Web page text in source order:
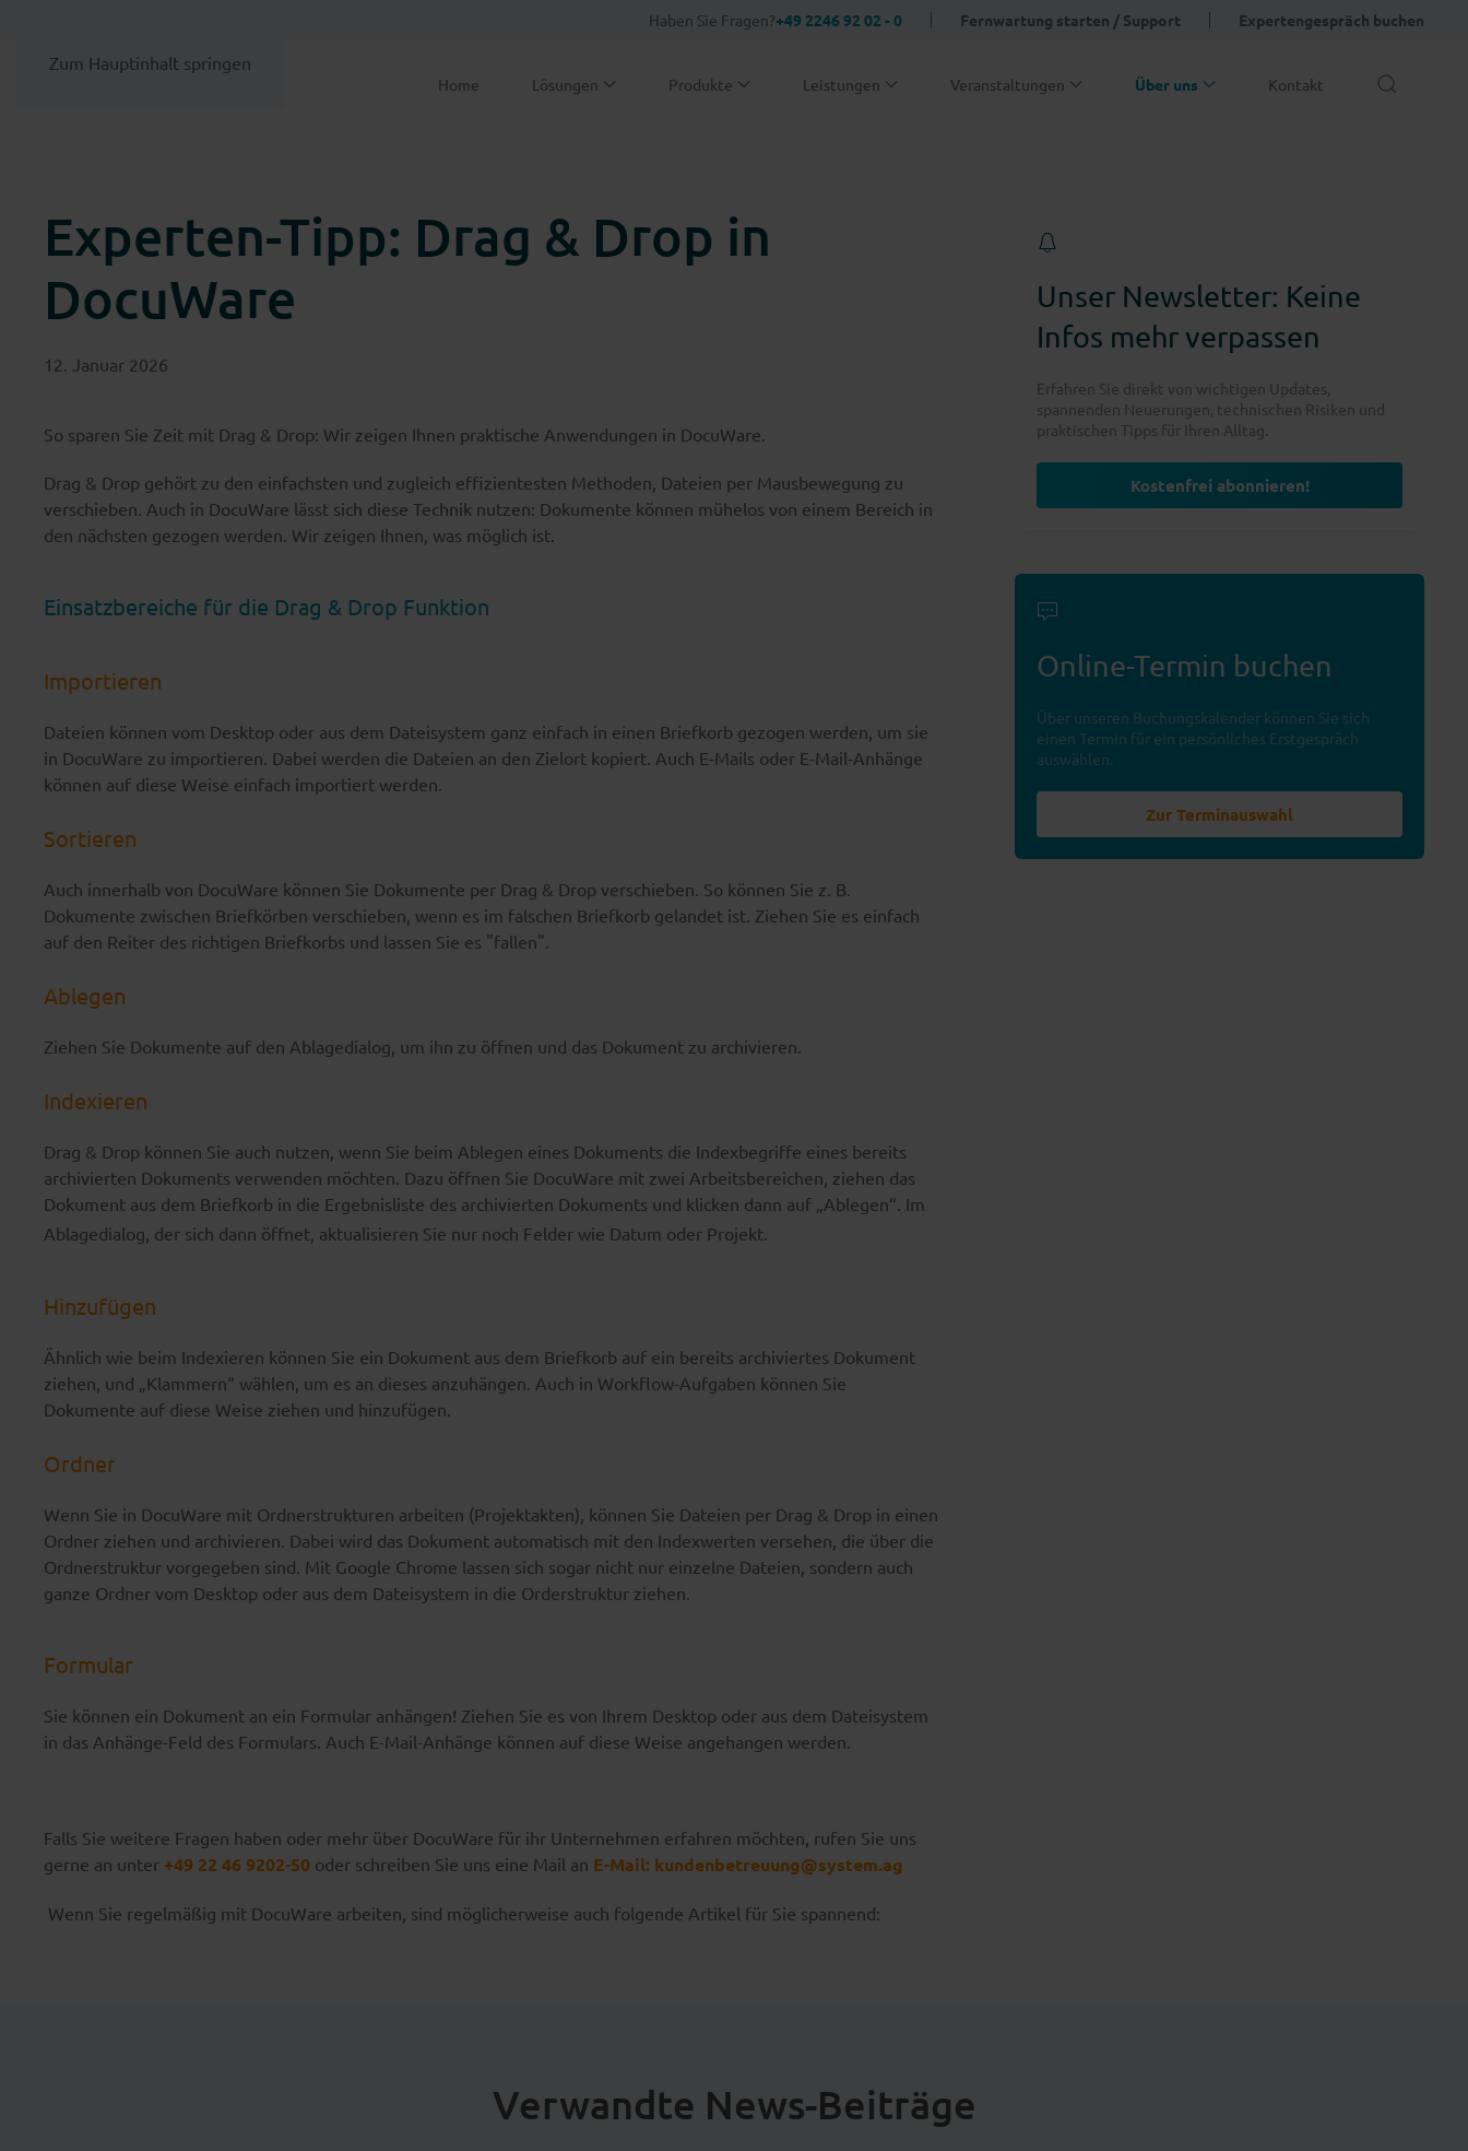
Zum Hauptinhalt springen
Haben Sie Fragen?+49 2246 92 02 - 0 Fernwartung starten / Support Expertengespräch buchen
Home Lösungen Produkte Leistungen Veranstaltungen Über uns Kontakt
Experten-Tipp: Drag & Drop in
DocuWare
12. Januar 2026
So sparen Sie Zeit mit Drag & Drop: Wir zeigen Ihnen praktische Anwendungen in DocuWare.
Drag & Drop gehört zu den einfachsten und zugleich effizientesten Methoden, Dateien per Mausbewegung zu
verschieben. Auch in DocuWare lässt sich diese Technik nutzen: Dokumente können mühelos von einem Bereich in
den nächsten gezogen werden. Wir zeigen Ihnen, was möglich ist.
Einsatzbereiche für die Drag & Drop Funktion
Importieren
Dateien können vom Desktop oder aus dem Dateisystem ganz einfach in einen Briefkorb gezogen werden, um sie
in DocuWare zu importieren. Dabei werden die Dateien an den Zielort kopiert. Auch E-Mails oder E-Mail-Anhänge
können auf diese Weise einfach importiert werden.
Sortieren
Auch innerhalb von DocuWare können Sie Dokumente per Drag & Drop verschieben. So können Sie z. B.
Dokumente zwischen Briefkörben verschieben, wenn es im falschen Briefkorb gelandet ist. Ziehen Sie es einfach
auf den Reiter des richtigen Briefkorbs und lassen Sie es "fallen".
Ablegen
Ziehen Sie Dokumente auf den Ablagedialog, um ihn zu öffnen und das Dokument zu archivieren.
Indexieren
Drag & Drop können Sie auch nutzen, wenn Sie beim Ablegen eines Dokuments die Indexbegriffe eines bereits
archivierten Dokuments verwenden möchten. Dazu öffnen Sie DocuWare mit zwei Arbeitsbereichen, ziehen das
Dokument aus dem Briefkorb in die Ergebnisliste des archivierten Dokuments und klicken dann auf „Ablegen“. Im
Ablagedialog, der sich dann öffnet, aktualisieren Sie nur noch Felder wie Datum oder Projekt.
Hinzufügen
Ähnlich wie beim Indexieren können Sie ein Dokument aus dem Briefkorb auf ein bereits archiviertes Dokument
ziehen, und „Klammern“ wählen, um es an dieses anzuhängen. Auch in Workflow-Aufgaben können Sie
Dokumente auf diese Weise ziehen und hinzufügen.
Ordner
Wenn Sie in DocuWare mit Ordnerstrukturen arbeiten (Projektakten), können Sie Dateien per Drag & Drop in einen
Ordner ziehen und archivieren. Dabei wird das Dokument automatisch mit den Indexwerten versehen, die über die
Ordnerstruktur vorgegeben sind. Mit Google Chrome lassen sich sogar nicht nur einzelne Dateien, sondern auch
ganze Ordner vom Desktop oder aus dem Dateisystem in die Orderstruktur ziehen.
Formular
Sie können ein Dokument an ein Formular anhängen! Ziehen Sie es von Ihrem Desktop oder aus dem Dateisystem
in das Anhänge-Feld des Formulars. Auch E-Mail-Anhänge können auf diese Weise angehangen werden.
Falls Sie weitere Fragen haben oder mehr über DocuWare für ihr Unternehmen erfahren möchten, rufen Sie uns
gerne an unter +49 22 46 9202-50 oder schreiben Sie uns eine Mail an E-Mail: kundenbetreuung@system.ag
Wenn Sie regelmäßig mit DocuWare arbeiten, sind möglicherweise auch folgende Artikel für Sie spannend:
Unser Newsletter: Keine
Infos mehr verpassen
Erfahren Sie direkt von wichtigen Updates,
spannenden Neuerungen, technischen Risiken und
praktischen Tipps für Ihren Alltag.
Kostenfrei abonnieren!
Online-Termin buchen
Über unseren Buchungskalender können Sie sich
einen Termin für ein persönliches Erstgespräch
auswählen.
Zur Terminauswahl
Verwandte News-Beiträge